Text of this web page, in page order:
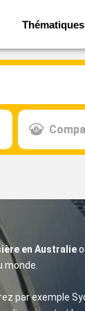
Thématiques
en Australie
monde.
par exemple